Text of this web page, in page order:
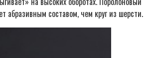
абра­зив­ным соста­вом, чем круг из шерсти.